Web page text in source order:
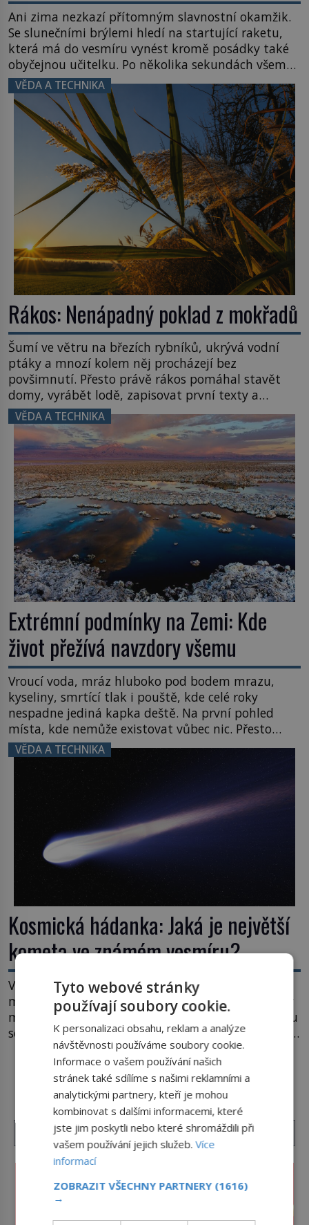
Ani zima nezkazí přítomným slavnostní okamžik.
Se slunečními brýlemi hledí na startující raketu,
která má do vesmíru vynést kromě posádky také
obyčejnou učitelku. Po několika sekundách všem
ztuhnou úsměvy, stroj totiž exploduje. Jejich
konstrukce není z levného kraje, daňové
poplatníky stojí miliardy dolarů. Na druhou stranu
zvládnou jen představitelné věci. Na malé kousky
Název: Columbia První […]
VĚDA A TECHNIKA
Rákos: Nenápadný poklad z mokřadů
Šumí ve větru na březích rybníků, ukrývá vodní
ptáky a mnozí kolem něj procházejí bez
povšimnutí. Přesto právě rákos pomáhal stavět
domy, vyrábět lodě, zapisovat první texty a
inspiroval řadu pověstí. Tato skromná, ale
užitečná rostlina provází člověka už tisíce let.
Většina lidí vnímá rákos jen jako obyčejnou kulisu
letního koupání. Stačí se však podívat […]
VĚDA A TECHNIKA
Extrémní podmínky na Zemi: Kde
život přežívá navzdory všemu
Vroucí voda, mráz hluboko pod bodem mrazu,
kyseliny, smrtící tlak i pouště, kde celé roky
nespadne jediná kapka deště. Na první pohled
místa, kde nemůže existovat vůbec nic. Přesto
právě tady vědci objevují organismy, které
posouvají hranice života. Každý nový nález mění
naše představy o tom, co všechno dokáže příroda a
napovídá, kde bychom jednou […]
VĚDA A TECHNIKA
Kosmická hádanka: Jaká je největší
kometa ve známém vesmíru?
Vesmír se rozpíná stále rychleji. Jenže, jak je to
možné? Současná fyzika je v koncích. Odpovědí by
mohla být hypotetická temná energie. Právě na tu
se zaměří pozornost dvojice zkušených astronomů.
Namísto ní ale objeví něco mnohem
hmatatelnějšího. Naprosto rekordní kometu!
Astronomové Pedro Bernardinelli a Gary Bernstein
mravenčí prací zkoumají archivní snímky v rámci
Průzkumu temné energie […]
DALŠÍ ČLÁNKY Z RUBRIKY ›
Tyto webové stránky
používají soubory cookie.
K personalizaci obsahu, reklam a analýze
návštěvnosti používáme soubory cookie.
Informace o vašem používání našich
stránek také sdílíme s našimi reklamními a
analytickými partnery, kteří je mohou
kombinovat s dalšími informacemi, které
jste jim poskytli nebo které shromáždili při
vašem používání jejich služeb.Více
informací
ZOBRAZIT VŠECHNY PARTNERY (1616)
→